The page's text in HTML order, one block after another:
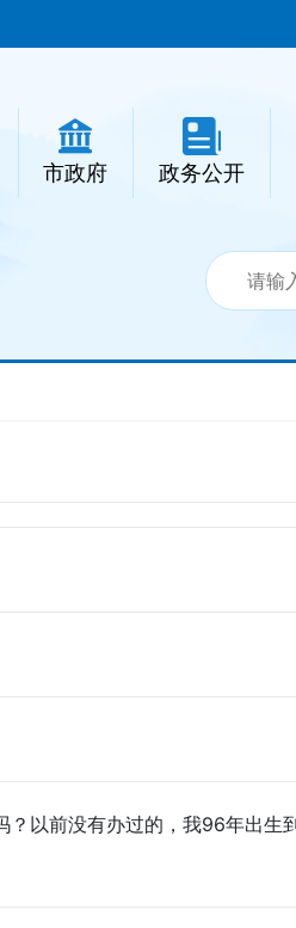
市政府 政务公开
以前没有办过的，我96年出